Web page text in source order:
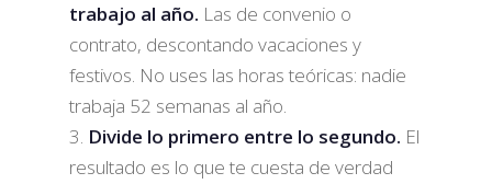
trabajo al año. Las de convenio o
contrato, descontando vacaciones y
festivos. No uses las horas teóricas: nadie
trabaja 52 semanas al año.
Divide lo primero entre lo segundo. El
resultado es lo que te cuesta de verdad